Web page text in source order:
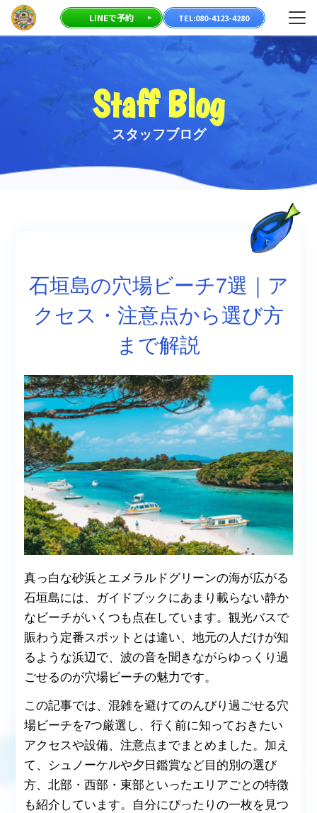
LINEで予約 TEL:080-4123-4280 メニ
Staff Blog
スタッフブログ
石垣島の穴場ビーチ7選｜ア
クセス・注意点から選び方
まで解説
真っ白な砂浜とエメラルドグリーンの海が広がる
石垣島には、ガイドブックにあまり載らない静か
なビーチがいくつも点在しています。観光バスで
賑わう定番スポットとは違い、地元の人だけが知
るような浜辺で、波の音を聞きながらゆっくり過
ごせるのが穴場ビーチの魅力です。
この記事では、混雑を避けてのんびり過ごせる穴
場ビーチを7つ厳選し、行く前に知っておきたい
アクセスや設備、注意点までまとめました。加え
て、シュノーケルや夕日鑑賞など目的別の選び
方、北部・西部・東部といったエリアごとの特徴
も紹介しています。自分にぴったりの一枚を見つ